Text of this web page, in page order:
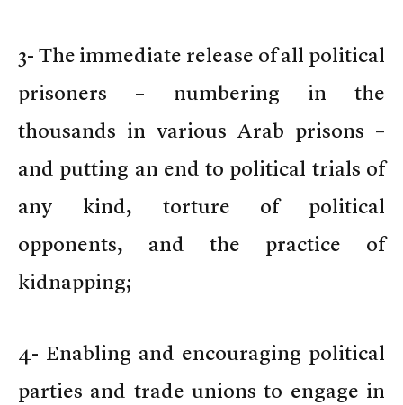
3- The immediate release of all political
prisoners – numbering in the
thousands in various Arab prisons –
and putting an end to political trials of
any kind, torture of political
opponents, and the practice of
kidnapping;
4- Enabling and encouraging political
parties and trade unions to engage in